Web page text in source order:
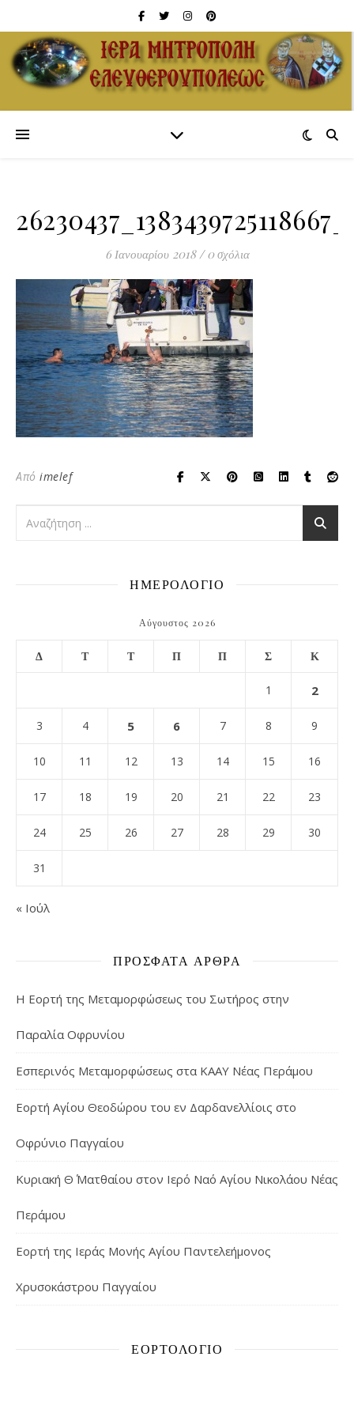
6 Ιανουαρίου 2018 / 0 σχόλια
Από imelef
ΗΜΕΡΟΛΟΓΙΟ
Αύγουστος 2026
Δ Τ Τ Π Π Σ Κ
1 2
3 4 5 6 7 8 9
10 11 12 13 14 15 16
17 18 19 20 21 22 23
24 25 26 27 28 29 30
31
« Ιούλ
ΠΡΌΣΦΑΤΑ ΆΡΘΡΑ
Η Εορτή της Μεταμορφώσεως του Σωτήρος στην
Παραλία Οφρυνίου
Εσπερινός Μεταμορφώσεως στα ΚΑΑΥ Νέας Περάμου
Εορτή Αγίου Θεοδώρου του εν Δαρδανελλίοις στο
Οφρύνιο Παγγαίου
Κυριακή Θ΄ Ματθαίου στον Ιερό Ναό Αγίου Νικολάου Νέας
Περάμου
Εορτή της Ιεράς Μονής Αγίου Παντελεήμονος
Χρυσοκάστρου Παγγαίου
ΕΟΡΤΟΛΌΓΙΟ